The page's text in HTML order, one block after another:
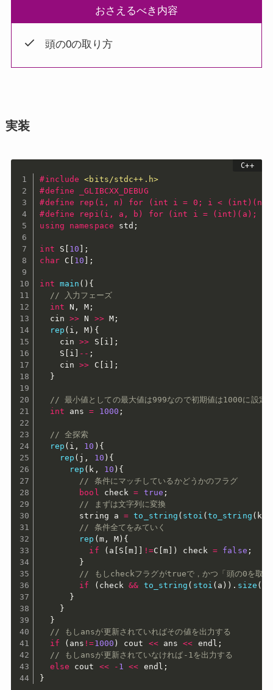
おさえるべき内容
頭の0の取り方
実装
#include
<bits/stdc++.h>
#define _GLIBCXX_DEBUG
#define rep(i, n) for (int i = 0; i < (int)(n);
#define repi(i, a, b) for (int i = (int)(a); i
using
namespace std ;
int S 10
;
char C 10 ;
int main ( ) {
// 入力フェーズ
int N , M ;
  cin
>> N >> M;
rep ( i , M ) {
    cin
>> S i
;
    S
i -- ;
    cin
>> C i
;
}
// 最小値としての最大値は999なので初期値は1000に設定
int ans = 1000 ;
// 全探索
rep ( i , 10 ) {
rep ( j , 10 ) {
rep ( k , 10 ) {
// 条件にマッチしているかどうかのフラグ
bool check = true ;
// まずは文字列に変換
        string a
= to_string ( stoi ( to_string ( k)
// 条件全てをみていく
rep ( m, M ) {
if
( a S [m !=C [m ) check = false ;
}
// もしcheckフラグがtrueで，かつ「頭の0を取り
if
( check && to_string ( stoi ( a ) ) . size (
}
}
}
// もしansが更新されていればその値を出力する
if
( ans !=1000 ) cout << ans << endl ;
// もしansが更新されていなければ-1を出力する
else cout << - 1 << endl ;
}